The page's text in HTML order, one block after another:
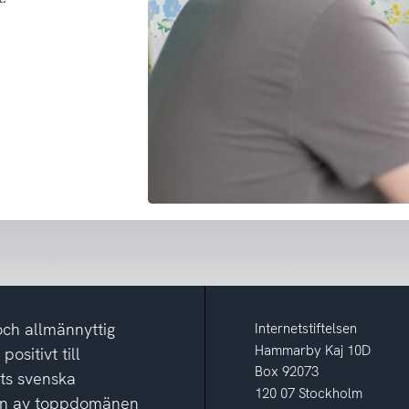
allmännyttig
positivt till
svenska
av toppdomänen
Internetstiftelsen
Hammarby Kaj 10D
Box 92073
120 07 Stockholm